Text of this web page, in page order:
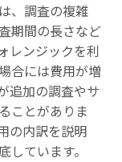
、調査の複雑
期間の長さなど
レンジックを利
合には費用が増
追加の調査やサ
ことがありま
の内訳を説明
ています。